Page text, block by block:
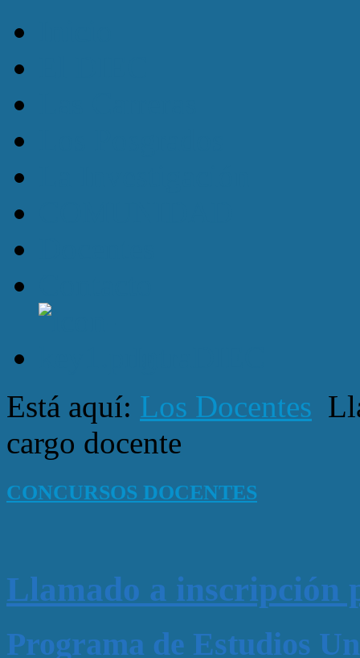
Está aquí: Los Docentes
cargo docente
CONCURSOS DOCENTES
Llamado a inscripción
Programa de Estudios